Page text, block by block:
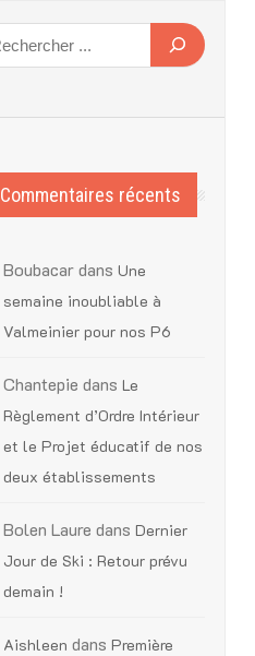
Commentaires récents
BoubacardansUne
semaine inoubliable à
Valmeinier pour nos P6
Chantepie dansLe
Règlement d’Ordre Intérieur
et le Projet éducatif de nos
deux établissements
Bolen Laure dansDernier
Jour de Ski : Retour prévu
demain !
Aishleen dansPremière